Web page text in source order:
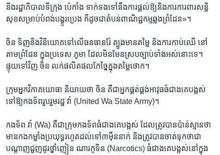
និង​រដ្ឋាភិបាល​ទីក្រុង ប៉េកាំង ទាក់ទង​ទៅនឹង​ការផ្តល់ឱ្យ​និង​ការការពារ​សន្តិ
សុខ​សម្រាប់​បំពង់​បង្ហូរ​ប្រេង ក៏ដូច​ជា​តំបន់​ពាណិជ្ជកម្ម​ឆ្លង​ព្រំដែន»។
ចិន ទិញ​និង​វិនិយោគ​ទៅលើ​ធនធានរ៉ែ ត្បូង​មានតម្លៃ និង​ការកាប់ឈើ​ នៅ​
តាម​ព្រំដែន​ ក្នុង​ប្រទេស ភូមា ដែលមិនមែនស្រប​ច្បាប់ទាំង​អស់នោះទេ។
ផ្ទុយ​ទៅវិញ ចិន លក់ផលិតផល​កែច្នៃ​ក្នុង​តម្លៃ​ថោក។
ក្រុម​អ្នក​វិភាគ​យោធា​ និយាយ​ថា ចិន គឺជា​អ្នកផ្គត់ផ្គង់​អាវុធ​ធំជាងគេ​បង្អស់​
ទៅឱ្យ​កងទ័ពរួបរួម​រដ្ឋ វ៉ា (United Wa State Army)។
កងទ័ព​ វ៉ា (Wa) គឺជា​ក្រុមកងទ័ព​ធំជាងគេ​បង្អស់ ដែល​ត្រូវបាន​ប៉ាន់ស្មាន​ថា​
មាន​កងកម្លាំង​ប្រយុទ្ធ​រហូត​ដល់ទៅ​៣​ម៉ឺន​នាក់ និង​ត្រូវបាន​ចាត់ទុក​ថាជា
បណ្តាញ​ជួញដូរ​ថ្នាំញៀន ណារកូទិន (Narcotics) ធំជាងគេ​បង្អស់​នៅក្នុង​